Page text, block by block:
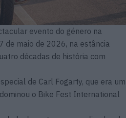
evento do género na
de maio de 2026, na estância
décadas de história com
de Carl Fogarty, que era um
o Bike Fest International